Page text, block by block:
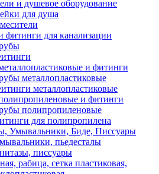
и душевое оборудование
для душа
фитинги для канализации
и фитинги
металлопластиковые
металлопластиковые
и фитинги
полипропиленовые
для полипропилена
Умывальники, Биде, Писсуары
пьедесталы
писсуары
рабица, сетка пластиковая,